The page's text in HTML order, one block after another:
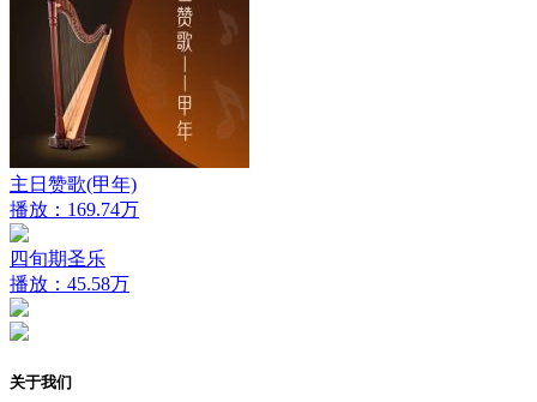
主日赞歌(甲年)
播放：169.74万
四旬期圣乐
播放：45.58万
关于我们